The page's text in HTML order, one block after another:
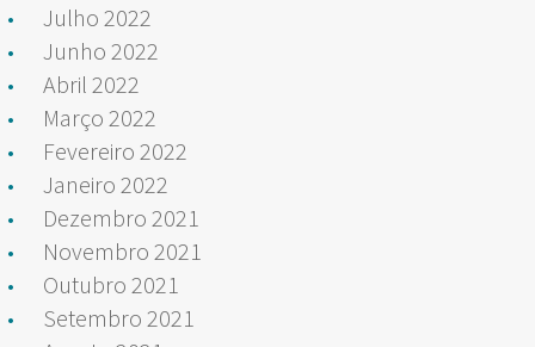
Julho 2022
Junho 2022
Abril 2022
Março 2022
Fevereiro 2022
Janeiro 2022
Dezembro 2021
Novembro 2021
Outubro 2021
Setembro 2021